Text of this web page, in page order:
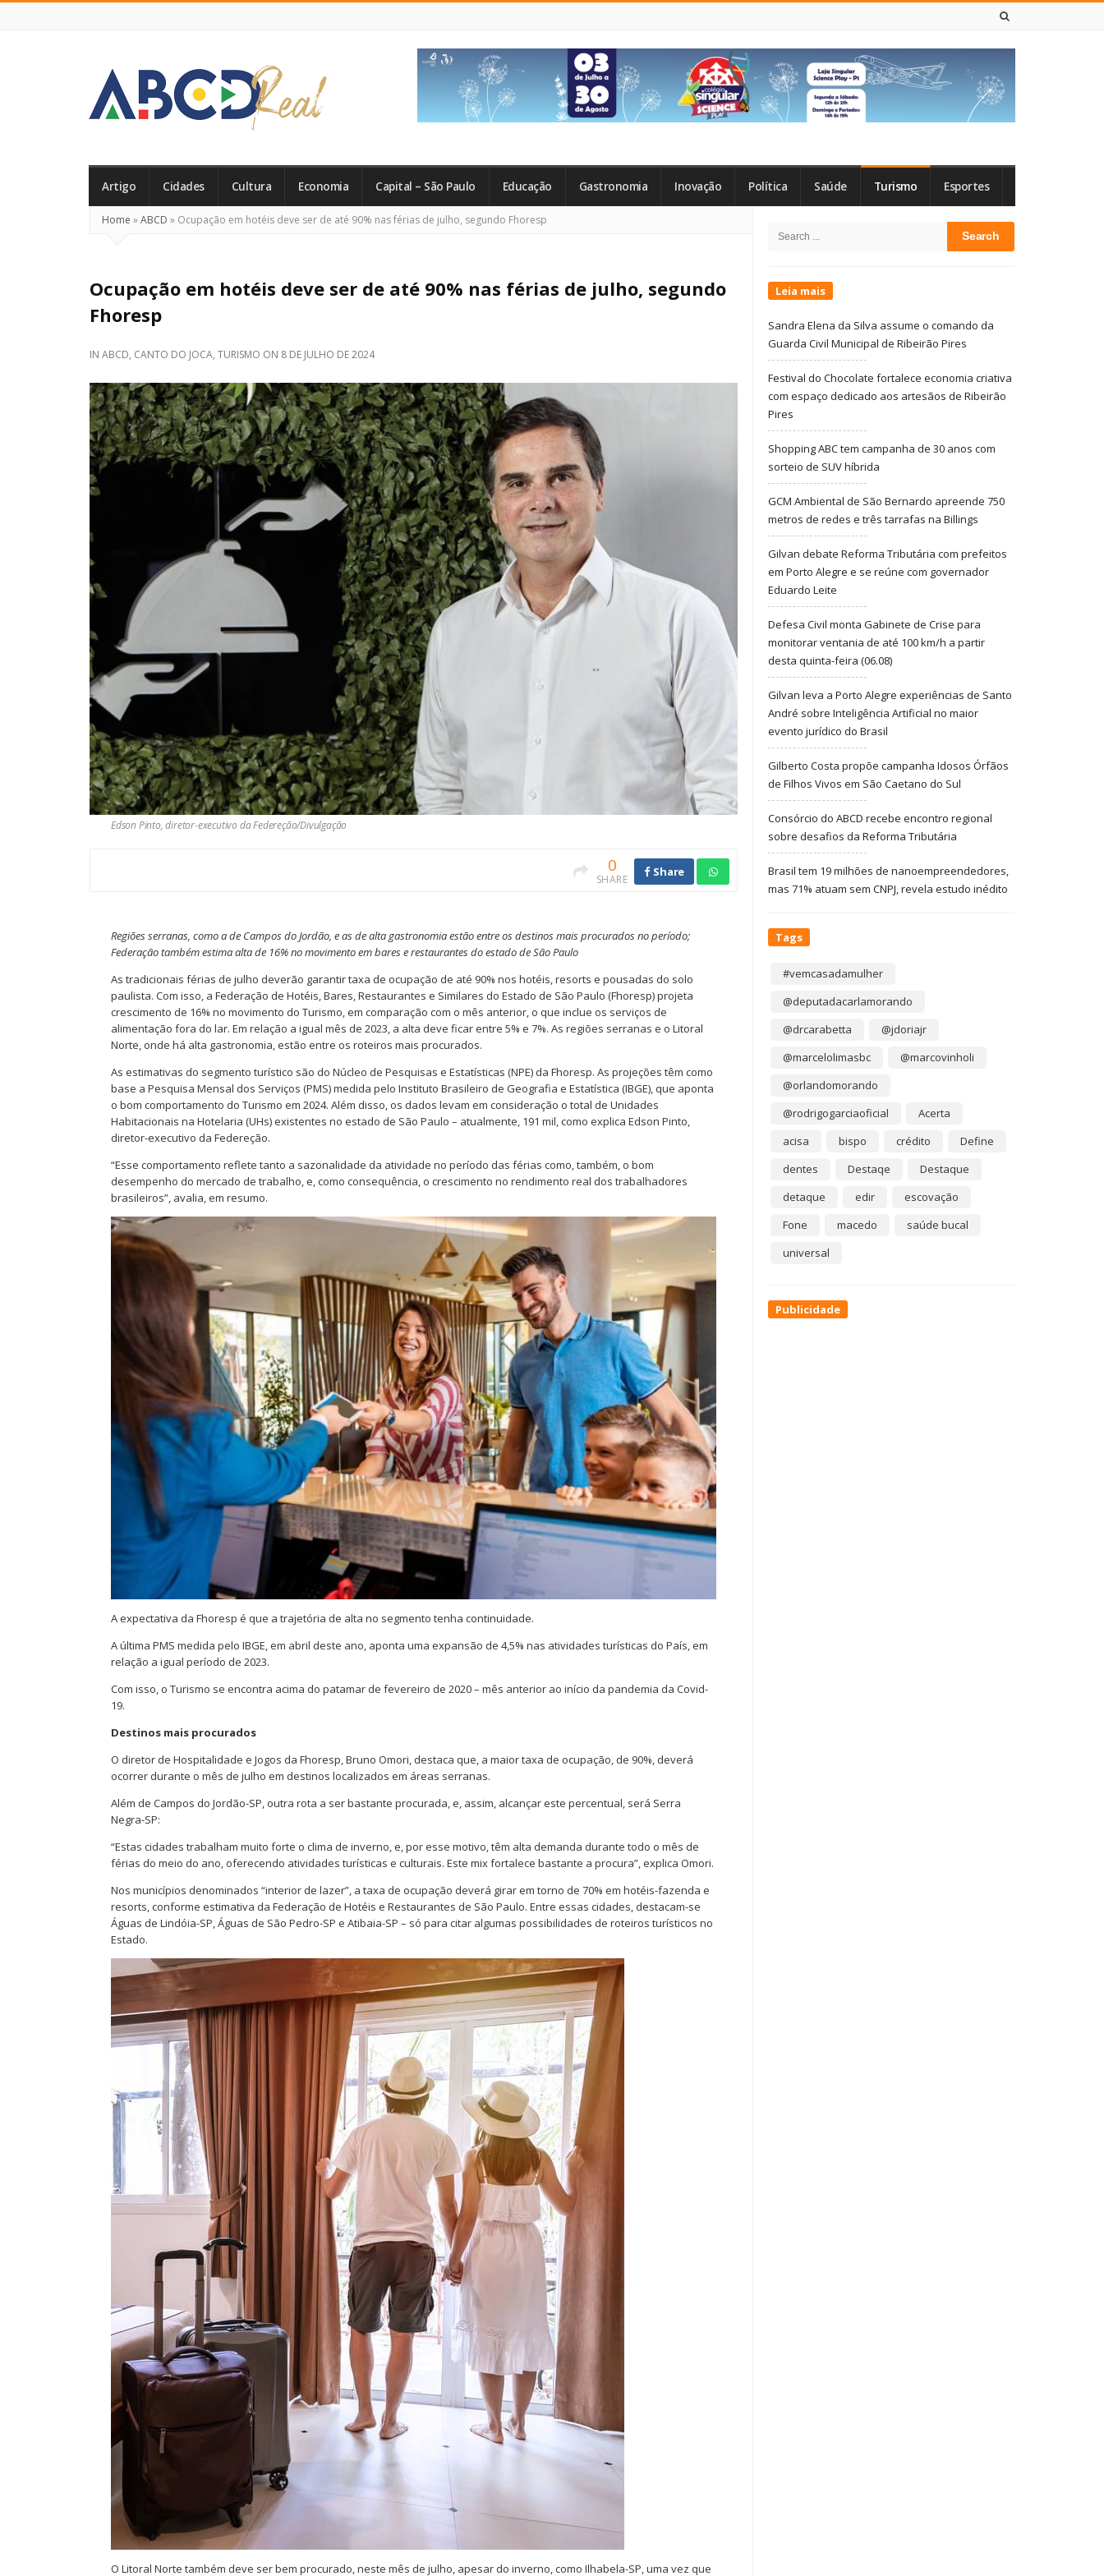
Real
Artigo Cidades Cultura Economia Capital – São Paulo Educação Gastronomia Inovação Política Saúde Turismo Esportes
Home »ABCD » Ocupação em hotéis deve ser de até 90% nas férias de julho, segundo Fhoresp
Ocupação em hotéis deve ser de até 90% nas férias de julho, segundo
Fhoresp
IN ABCD, CANTO DO JOCA, TURISMO ON 8 DE JULHO DE 2024
Edson Pinto, diretor-executivo da Federeção/Divulgação
0
SHARE
Share
Regiões serranas, como a de Campos do Jordão, e as de alta gastronomia estão entre os destinos mais procurados no período;
Federação também estima alta de 16% no movimento em bares e restaurantes do estado de São Paulo
As tradicionais férias de julho deverão garantir taxa de ocupação de até 90% nos hotéis, resorts e pousadas do solo
paulista. Com isso, a Federação de Hotéis, Bares, Restaurantes e Similares do Estado de São Paulo (Fhoresp) projeta
crescimento de 16% no movimento do Turismo, em comparação com o mês anterior, o que inclue os serviços de
alimentação fora do lar. Em relação a igual mês de 2023, a alta deve ficar entre 5% e 7%. As regiões serranas e o Litoral
Norte, onde há alta gastronomia, estão entre os roteiros mais procurados.
As estimativas do segmento turístico são do Núcleo de Pesquisas e Estatísticas (NPE) da Fhoresp. As projeções têm como
base a Pesquisa Mensal dos Serviços (PMS) medida pelo Instituto Brasileiro de Geografia e Estatística (IBGE), que aponta
o bom comportamento do Turismo em 2024. Além disso, os dados levam em consideração o total de Unidades
Habitacionais na Hotelaria (UHs) existentes no estado de São Paulo – atualmente, 191 mil, como explica Edson Pinto,
diretor-executivo da Federeção.
“Esse comportamento reflete tanto a sazonalidade da atividade no período das férias como, também, o bom
desempenho do mercado de trabalho, e, como consequência, o crescimento no rendimento real dos trabalhadores
brasileiros”, avalia, em resumo.
A expectativa da Fhoresp é que a trajetória de alta no segmento tenha continuidade.
A última PMS medida pelo IBGE, em abril deste ano, aponta uma expansão de 4,5% nas atividades turísticas do País, em
relação a igual período de 2023.
Com isso, o Turismo se encontra acima do patamar de fevereiro de 2020 – mês anterior ao início da pandemia da Covid-
19.
Destinos mais procurados
O diretor de Hospitalidade e Jogos da Fhoresp, Bruno Omori, destaca que, a maior taxa de ocupação, de 90%, deverá
ocorrer durante o mês de julho em destinos localizados em áreas serranas.
Além de Campos do Jordão-SP, outra rota a ser bastante procurada, e, assim, alcançar este percentual, será Serra
Negra-SP:
“Estas cidades trabalham muito forte o clima de inverno, e, por esse motivo, têm alta demanda durante todo o mês de
férias do meio do ano, oferecendo atividades turísticas e culturais. Este mix fortalece bastante a procura”, explica Omori.
Nos municípios denominados “interior de lazer”, a taxa de ocupação deverá girar em torno de 70% em hotéis-fazenda e
resorts, conforme estimativa da Federação de Hotéis e Restaurantes de São Paulo. Entre essas cidades, destacam-se
Águas de Lindóia-SP, Águas de São Pedro-SP e Atibaia-SP – só para citar algumas possibilidades de roteiros turísticos no
Estado.
O Litoral Norte também deve ser bem procurado, neste mês de julho, apesar do inverno, como Ilhabela-SP, uma vez que
Sidebar
Search
Leia mais
Sandra Elena da Silva assume o comando da
Guarda Civil Municipal de Ribeirão Pires
Festival do Chocolate fortalece economia criativa
com espaço dedicado aos artesãos de Ribeirão
Pires
Shopping ABC tem campanha de 30 anos com
sorteio de SUV híbrida
GCM Ambiental de São Bernardo apreende 750
metros de redes e três tarrafas na Billings
Gilvan debate Reforma Tributária com prefeitos
em Porto Alegre e se reúne com governador
Eduardo Leite
Defesa Civil monta Gabinete de Crise para
monitorar ventania de até 100 km/h a partir
desta quinta-feira (06.08)
Gilvan leva a Porto Alegre experiências de Santo
André sobre Inteligência Artificial no maior
evento jurídico do Brasil
Gilberto Costa propõe campanha Idosos Órfãos
de Filhos Vivos em São Caetano do Sul
Consórcio do ABCD recebe encontro regional
sobre desafios da Reforma Tributária
Brasil tem 19 milhões de nanoempreendedores,
mas 71% atuam sem CNPJ, revela estudo inédito
Tags
#vemcasadamulher
@deputadacarlamorando
@drcarabetta
@jdoriajr
@marcelolimasbc
@marcovinholi
@orlandomorando
@rodrigogarciaoficial
Acerta
acisa
bispo crédito
Define
dentes
Destaqe
Destaque
detaque
edir
escovação
Fone
macedo
saúde bucal
universal
Publicidade